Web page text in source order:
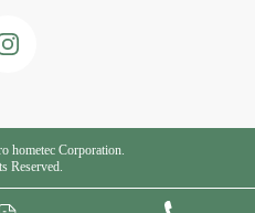
hometec Corporation.
Reserved.